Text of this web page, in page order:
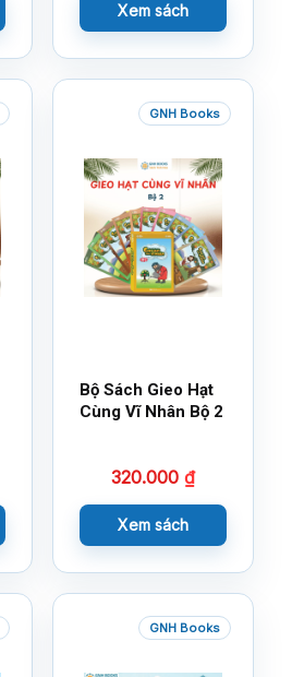
Xem sách
GNH Books
Bộ Sách Gieo Hạt
Cùng Vĩ Nhân Bộ 2
320.000 ₫
Xem sách
GNH Books